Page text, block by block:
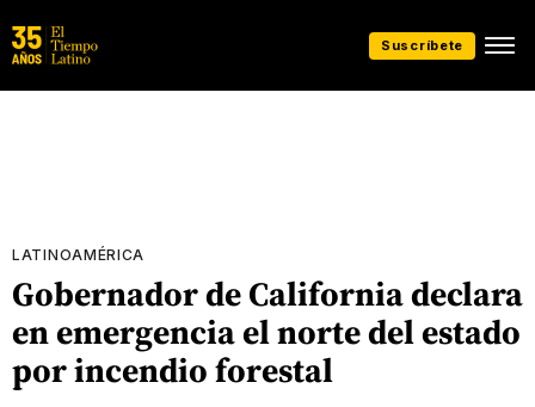
Suscríbete
LATINOAMÉRICA
Gobernador de California declara
en emergencia el norte del estado
por incendio forestal